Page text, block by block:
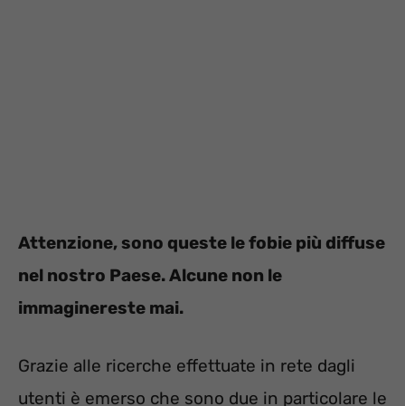
Attenzione, sono queste le fobie più diffuse
nel nostro Paese. Alcune non le
immaginereste mai.
Grazie alle ricerche effettuate in rete dagli
utenti è emerso che sono due in particolare le